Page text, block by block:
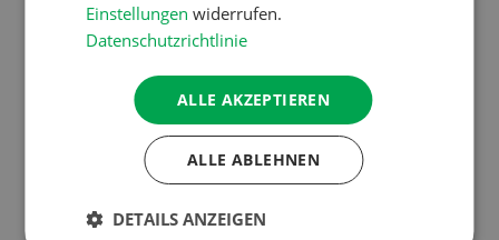
Betriebsführung
Ressourcen: Mit Fäusten
gegen die Alters-Sichtigkeit
Einstellungen widerrufen.
Datenschutzrichtlinie
ALLE AKZEPTIEREN
ALLE ABLEHNEN
DETAILS ANZEIGEN